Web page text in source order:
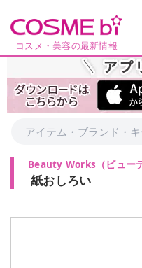
コスメ・美容の最新情報
Beauty Works （ビュー
紙おしろい